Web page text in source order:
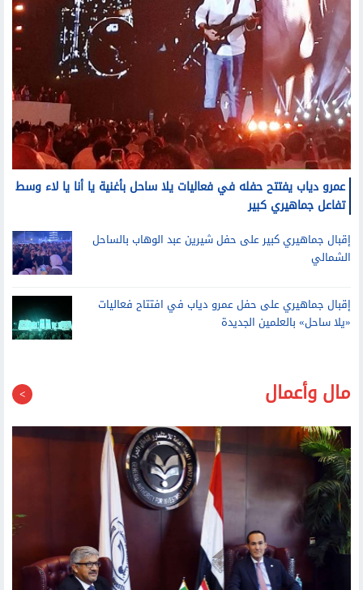
عمرو دياب يفتتح حفله في فعاليات يلا ساحل بأغنية يا أنا يا لاء وسط
تفاعل جماهيري كبير
إقبال جماهيري كبير على حفل شيرين عبد الوهاب بالساحل
الشمالي
«يلا ساحل» بالعلمين الجديدة
مال وأعمال